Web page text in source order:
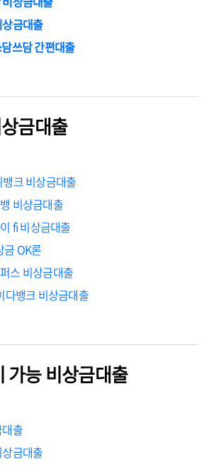
금대출
쓰담 간편대출
금대출
크 비상금대출
비상금대출
fi 비상금대출
금 OK론
스 비상금대출
다뱅크 비상금대출
가능 비상금대출
출
금대출